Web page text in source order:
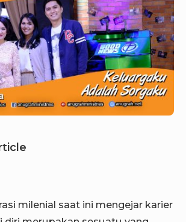
milenial saat ini mengejar karier